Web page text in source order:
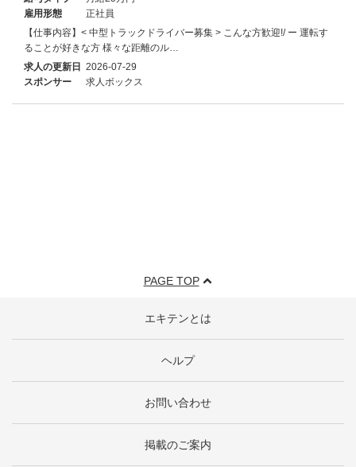
雇用形態
正社員
【仕事内容】< 中型トラックドライバー募集 > こんな方歓迎!/ ー 運転す
ることが好きな方 様々な距離のル…
求人の更新日 2026-07-29
スポンサー
求人ボックス
PAGE TOP
エキテンとは
ヘルプ
お問い合わせ
掲載のご案内